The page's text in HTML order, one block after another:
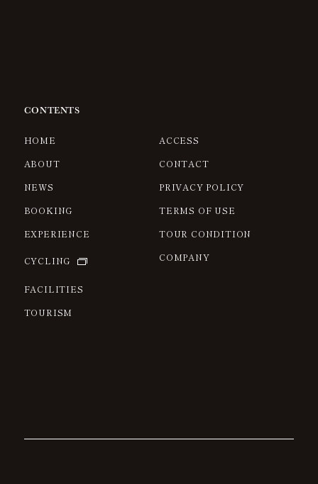
CONTENTS
HOME
ABOUT
NEWS
BOOKING
EXPERIENCE
CYCLING
FACILITIES
TOURISM
ACCESS
CONTACT
PRIVACY POLICY
TERMS OF USE
TOUR CONDITION
COMPANY